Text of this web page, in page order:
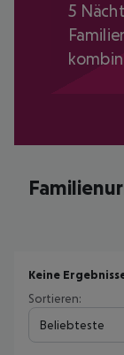
5
Keine
Sortieren:
Beliebteste